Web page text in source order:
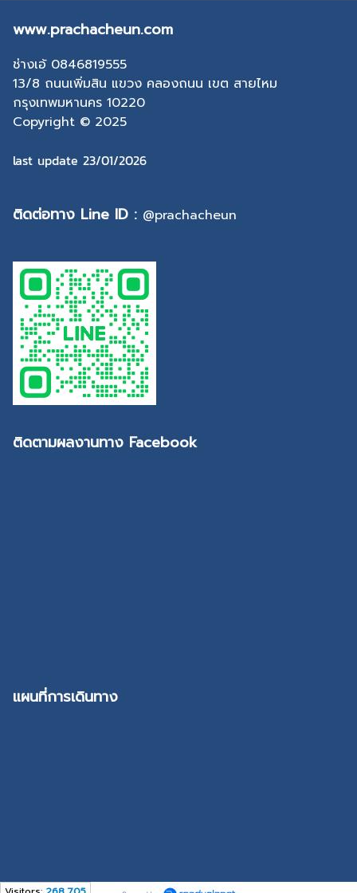
www.prachacheun.com
ช่างเอ้ 0846819555
13/8 ถนนเพิ่มสิน แขวง คลองถนน เขต สายไหม
กรุงเทพมหานคร 10220
Copyright © 2025
last update 23/01/2026
ติดต่อทาง Line ID : @prachacheun
ติดตามผลงานทาง Facebook
แผนที่การเดินทาง